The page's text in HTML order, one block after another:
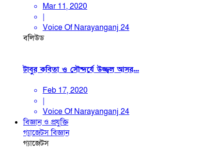
Mar 11, 2020
|
Voice Of Narayanganj 24
বলিউড
টাবুর কবিতা ও সৌন্দর্যে উজ্জ্বল আসর...
Feb 17, 2020
|
Voice Of Narayanganj 24
বিজ্ঞান ও প্রযুক্তি
গ্যাজেটসবিজ্ঞান
গ্যাজেটস